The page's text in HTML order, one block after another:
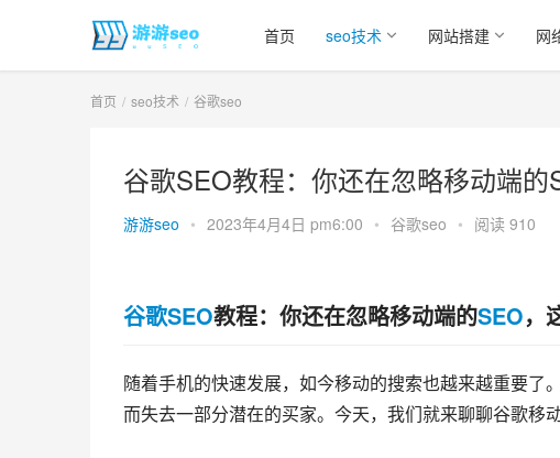
首页 seo技术 网站搭建 网
首页 seo技术 谷歌seo
谷歌SEO教程：你还在忽略移动端
游游seo • 2023年4月4日 pm6:00 • 谷歌seo • 阅读 910
谷歌SEO教程：你还在忽略移动端的SEO，
随着手机的快速发展，如今移动的搜索也越来越重要
而失去一部分潜在的买家。今天，我们就来聊聊谷歌移